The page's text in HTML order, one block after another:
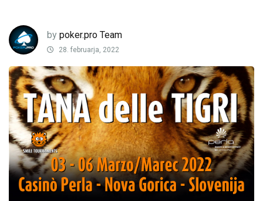
by poker.pro Team
28. februarja, 2022